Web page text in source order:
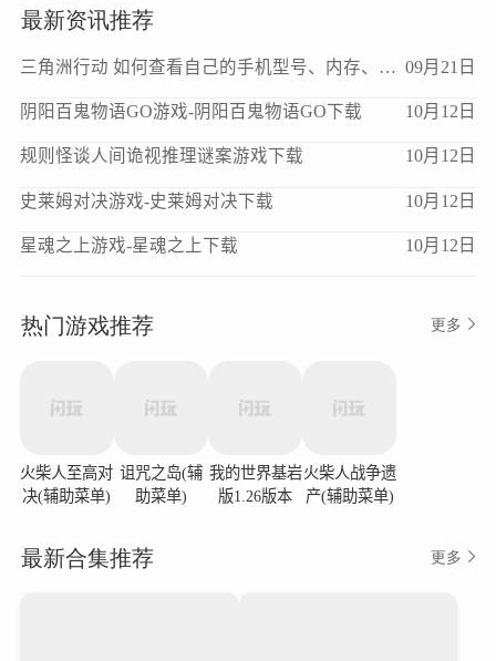
最新资讯推荐
三角洲行动 如何查看自己的手机型号、内存、处理器、版本等信息？ 09月21日
阴阳百鬼物语GO游戏-阴阳百鬼物语GO下载 10月12日
规则怪谈人间诡视推理谜案游戏下载 10月12日
史莱姆对决游戏-史莱姆对决下载 10月12日
星魂之上游戏-星魂之上下载 10月12日
热门游戏推荐 更多
火柴人至高对
决(辅助菜单)
诅咒之岛(辅
助菜单)
我的世界基岩
版1.26版本
火柴人战争遗
产(辅助菜单)
最新合集推荐 更多